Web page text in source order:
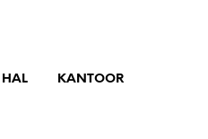
HAL KANTOOR